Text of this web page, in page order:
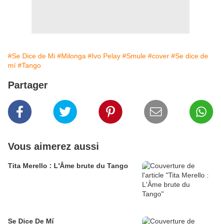
#Se Dice de Mi #Milonga #Ivo Pelay #Smule #cover #Se dice de
mí #Tango
Partager
Vous aimerez aussi
Tita Merello : L'Âme brute du Tango
Se Dice De Mí